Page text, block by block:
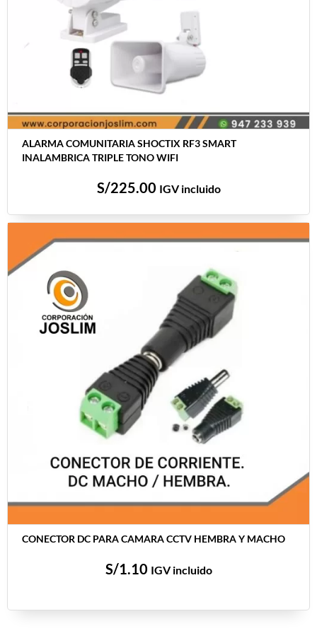
ALARMA COMUNITARIA SHOCTIX RF3 SMART
INALAMBRICA TRIPLE TONO WIFI
S/225.00 IGV incluido
CONECTOR DC PARA CAMARA CCTV HEMBRA Y MACHO
S/1.10 IGV incluido